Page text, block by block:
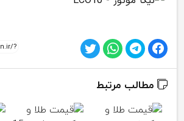
مطالب مرتبط